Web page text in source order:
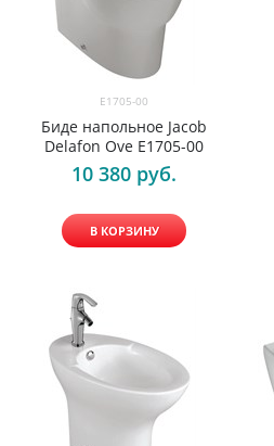
E1705-00
Биде напольное Jacob
Delafon Ove E1705-00
10 380 руб.
В КОРЗИНУ